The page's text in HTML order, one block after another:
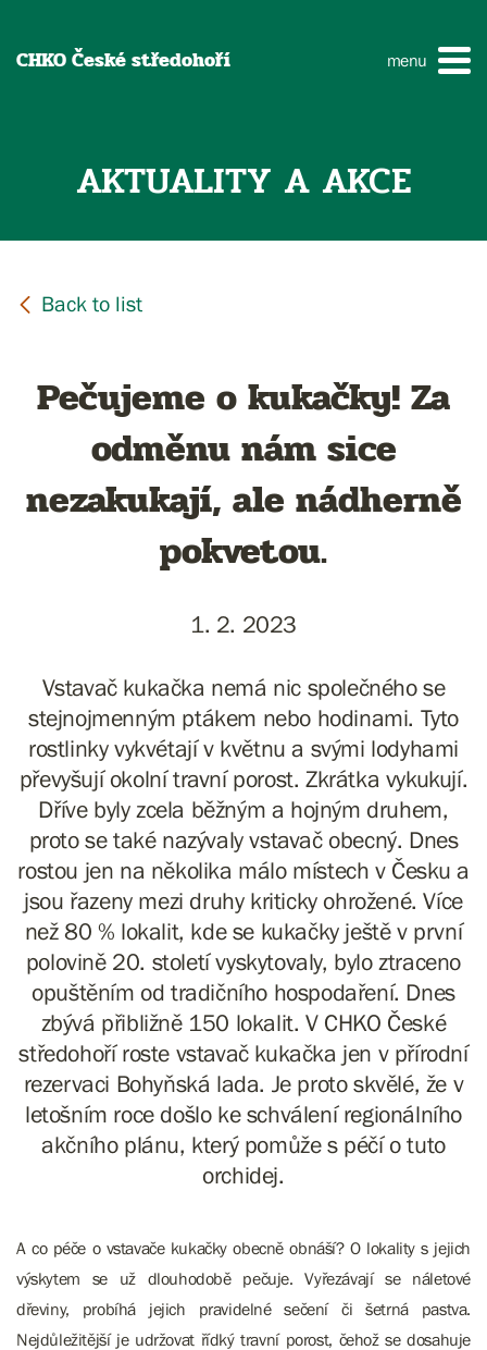
CHKO České středohoří menu
AKTUALITY A AKCE
Pečujeme o kukačky! Za
odměnu nám sice
nezakukají, ale nádherně
pokvetou.
1. 2. 2023
Vstavač kukačka nemá nic společného se
stejnojmenným ptákem nebo hodinami. Tyto
rostlinky vykvétají v květnu a svými lodyhami
převyšují okolní travní porost. Zkrátka vykukují.
Dříve byly zcela běžným a hojným druhem,
proto se také nazývaly vstavač obecný. Dnes
rostou jen na několika málo místech v Česku a
jsou řazeny mezi druhy kriticky ohrožené. Více
než 80 % lokalit, kde se kukačky ještě v první
polovině 20. století vyskytovaly, bylo ztraceno
opuštěním od tradičního hospodaření. Dnes
zbývá přibližně 150 lokalit. V CHKO České
středohoří roste vstavač kukačka jen v přírodní
rezervaci Bohyňská lada. Je proto skvělé, že v
letošním roce došlo ke schválení regionálního
akčního plánu, který pomůže s péčí o tuto
orchidej.
A co péče o vstavače kukačky obecně obnáší? O lokality s jejich
výskytem se už dlouhodobě pečuje. Vyřezávají se náletové
dřeviny, probíhá jejich pravidelné sečení či šetrná pastva.
Nejdůležitější je udržovat řídký travní porost, čehož se dosahuje